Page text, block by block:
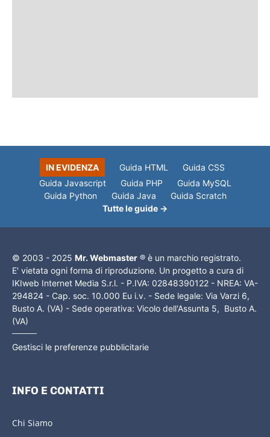
IN EVIDENZA Guida HTML
Guida CSS
Guida Javascript
Guida PHP
Guida MySQL
Guida Python
Guida Java
Guida Scratch
Tutte le guide →
© 2003 - 2025 Mr. Webmaster ® è un marchio registrato.
E' vietata ogni forma di riproduzione. Un progetto a cura di
IKIweb Internet Media S.r.l. - P.IVA: 02848390122 - NREA: VA-
294824 - Cap. soc. 10.000 Eu i.v. - Sede legale: Via Varzi 6,
Busto A. (VA) - Sede operativa: Vicolo dell'Assunta 5, Busto A.
(VA)
Gestisci le preferenze pubblicitarie
INFO E CONTATTI
Chi Siamo